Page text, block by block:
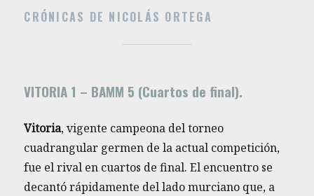
CRÓNICAS DE NICOLÁS ORTEGA
VITORIA 1 – BAMM 5 (Cuartos de final).
Vitoria, vigente campeona del torneo
cuadrangular germen de la actual competición,
fue el rival en cuartos de final. El encuentro se
decantó rápidamente del lado murciano que, a